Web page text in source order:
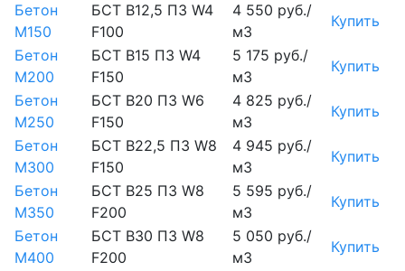
Бетон
М150
БСТ В12,5 П3 W4
F100
4 550 руб./
м3
Купить
Бетон
М200
БСТ В15 П3 W4
F150
5 175 руб./
м3
Купить
Бетон
М250
БСТ В20 П3 W6
F150
4 825 руб./
м3
Купить
Бетон
М300
БСТ В22,5 П3 W8
F150
4 945 руб./
м3
Купить
Бетон
М350
БСТ В25 П3 W8
F200
5 595 руб./
м3
Купить
Бетон
М400
БСТ В30 П3 W8
F200
5 050 руб./
м3
Купить